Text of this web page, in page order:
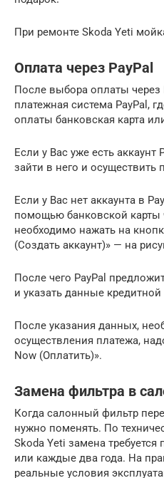
При ремонте Skoda Yeti
Оплата через PayPal
После выбора оплаты через
платежная система PayPal,
оплаты банковская карта
Если у Вас уже есть аккаунт
зайти в него и осуществить
Если у Вас нет аккаунта в
помощью банковской карты
необходимо нажать на
(Создать аккаунт)» — на
После чего PayPal
и указать данные кредитной
После указания данных,
осуществления платежа,
Now (Оплатить)».
Замена фильтра в
Когда салонный фильтр
нужно поменять. По
Skoda Yeti замена требуется
или каждые два года. На
реальные условия